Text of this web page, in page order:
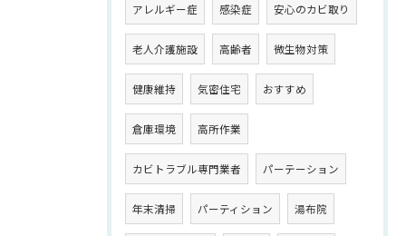
アレルギー症 感染症 安心のカビ取り
老人介護施設 高齢者 微生物対策
健康維持 気密住宅 おすすめ
倉庫環境 高所作業
カビトラブル専門業者 パーテーション
年末清掃 パーティション 湯布院